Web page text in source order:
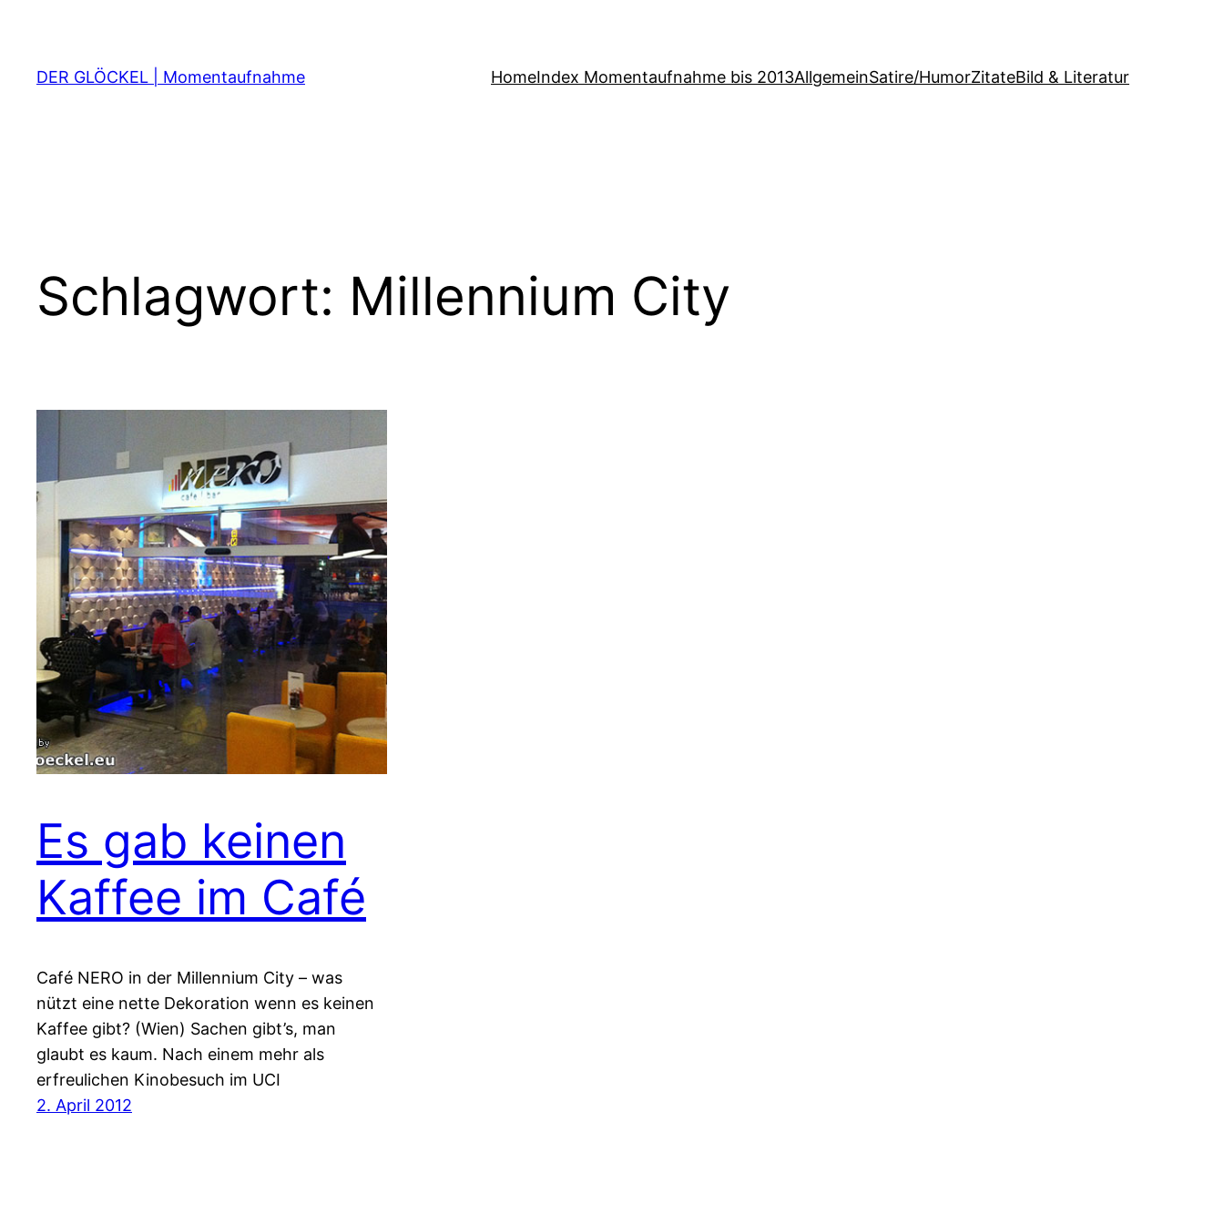
springen
DER GLÖCKEL | Momentaufnahme HomeIndex Momentaufnahme bis 2013AllgemeinSatire/HumorZitateBild & Literatur
Schlagwort: Millennium City
Es gab keinen
Kaffee im Café
Café NERO in der Millennium City – was
nützt eine nette Dekoration wenn es keinen
Kaffee gibt? (Wien) Sachen gibt’s, man
glaubt es kaum. Nach einem mehr als
erfreulichen Kinobesuch im UCI
2. April 2012